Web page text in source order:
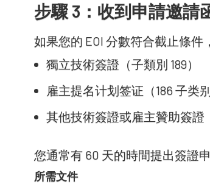
步驟 3：收到申請邀請
如果您的 EOI 分數符合截止條件
獨立技術簽證（子類別 189）
雇主提名计划签证（186 子类别
其他技術簽證或雇主贊助簽證
您通常有 60 天的時間提出簽證
所需文件